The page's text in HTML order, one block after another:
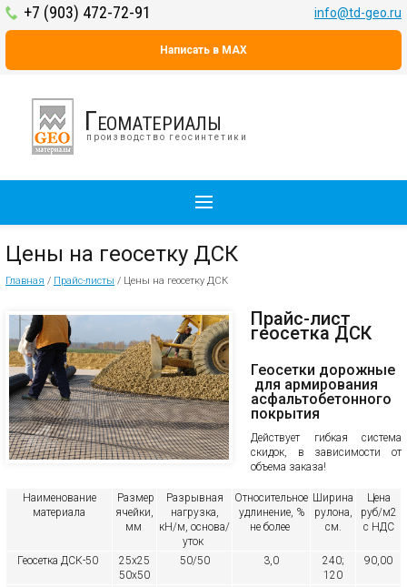
+7 (903) 472-72-91 info@td-geo.ru
Написать в MAX
Геоматериалы
производство геосинтетики
Цены на геосетку ДСК
Главная / Прайс-листы / Цены на геосетку ДСК
Прайс-лист
геосетка ДСК
Геосетки дорожные
для армирования
асфальтобетонного
покрытия
Действует гибкая система
скидок, в зависимости от
объема заказа!
Наименование
материала
Размер
ячейки,
мм
Разрывная
нагрузка,
кН/м, основа/
уток
Относительное
удлинение, %
не более
Ширина
рулона,
см.
Цена
руб/м2
с НДС
Геосетка ДСК-50
25х25
50х50
50/50 3,0
240;
120
90,00